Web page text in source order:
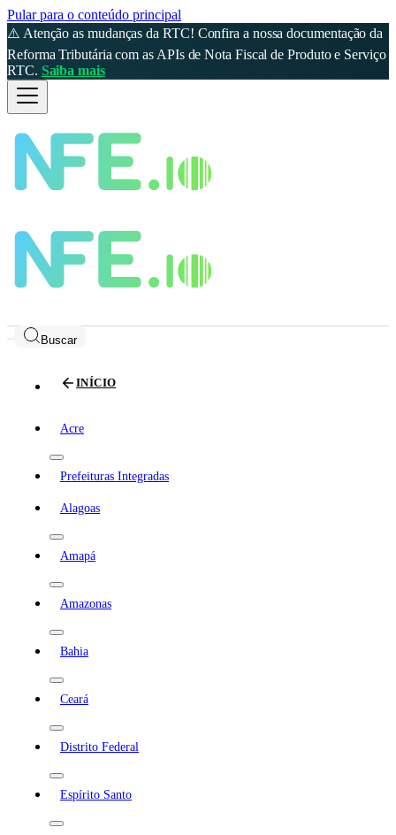
Pular para o conteúdo principal
⚠️ Atenção as mudanças da RTC! Confira a nossa documentação da
Reforma Tributária com as APIs de Nota Fiscal de Produto e Serviço
RTC. Saiba mais
Buscar
INÍCIO
Acre
Prefeituras Integradas
Alagoas
Amapá
Amazonas
Bahia
Ceará
Distrito Federal
Espírito Santo